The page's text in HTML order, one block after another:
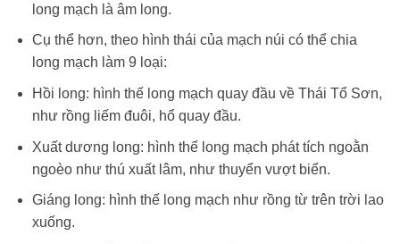
long mạch là âm long.
Cụ thể hơn, theo hình thái của mạch núi có thể chia
long mạch làm 9 loại:
Hồi long: hình thế long mạch quay đầu về Thái Tổ Sơn,
như rồng liếm đuôi, hổ quay đầu.
Xuất dương long: hình thế long mạch phát tích ngoằn
ngoèo như thú xuất lâm, như thuyển vượt biển.
Giáng long: hình thế long mạch như rồng từ trên trời lao
xuống.